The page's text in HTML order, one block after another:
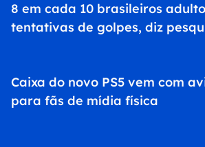
8 em cada 10 brasileiros
tentativas de golpes, diz
Caixa do novo PS5 vem com
para fãs de mídia física